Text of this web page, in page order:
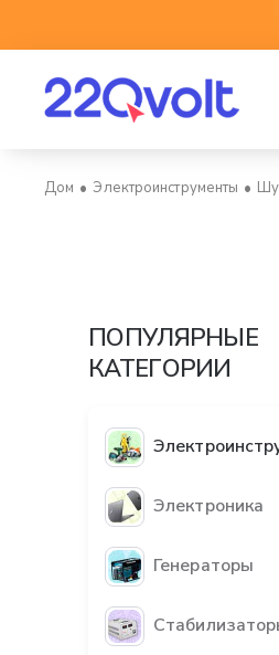
Электроинструменты
ПОПУЛЯРНЫЕ
КАТЕГОРИИ
Электроника
Генераторы